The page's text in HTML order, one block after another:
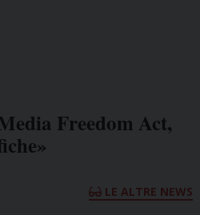
Freedom Act,
LE ALTRE NEWS